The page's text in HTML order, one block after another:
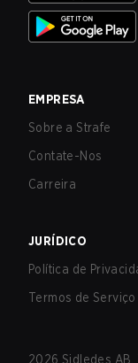
EMPRESA
Sobre a Strafe
Contate-Nos
Carreira
JURÍDICO
Política de
Termos de Serviço
2026 Sidledes